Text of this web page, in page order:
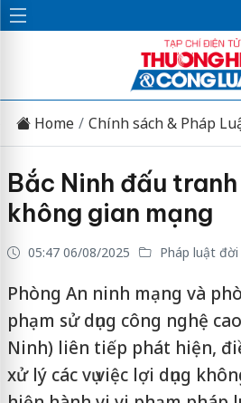
Home Chính sách & Pháp
Bắc Ninh đấu
không gian mạng
05:47 06/08/2025 Pháp luật đời
Phòng An ninh mạng và
phạm sử dụng công nghệ
Ninh) liên tiếp phát hiện,
xử lý các vụ việc lợi dụng